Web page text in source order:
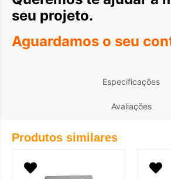
Especificações
Avaliações
seu projeto.
Aguardamos o seu
Produtos similares